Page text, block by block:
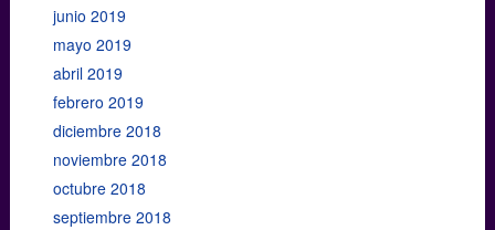
junio 2019
mayo 2019
abril 2019
febrero 2019
diciembre 2018
noviembre 2018
octubre 2018
septiembre 2018